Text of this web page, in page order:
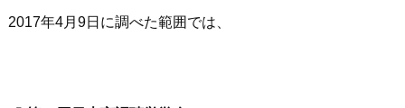
2017年4月9日に調べた範囲では、